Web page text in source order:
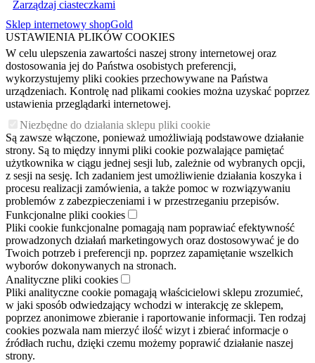
Zarządzaj ciasteczkami
Sklep internetowy shopGold
USTAWIENIA PLIKÓW COOKIES
W celu ulepszenia zawartości naszej strony internetowej oraz
dostosowania jej do Państwa osobistych preferencji,
wykorzystujemy pliki cookies przechowywane na Państwa
urządzeniach. Kontrolę nad plikami cookies można uzyskać poprzez
ustawienia przeglądarki internetowej.
Niezbędne do działania sklepu pliki cookie
Są zawsze włączone, ponieważ umożliwiają podstawowe działanie
strony. Są to między innymi pliki cookie pozwalające pamiętać
użytkownika w ciągu jednej sesji lub, zależnie od wybranych opcji,
z sesji na sesję. Ich zadaniem jest umożliwienie działania koszyka i
procesu realizacji zamówienia, a także pomoc w rozwiązywaniu
problemów z zabezpieczeniami i w przestrzeganiu przepisów.
Funkcjonalne pliki cookies
Pliki cookie funkcjonalne pomagają nam poprawiać efektywność
prowadzonych działań marketingowych oraz dostosowywać je do
Twoich potrzeb i preferencji np. poprzez zapamiętanie wszelkich
wyborów dokonywanych na stronach.
Analityczne pliki cookies
Pliki analityczne cookie pomagają właścicielowi sklepu zrozumieć,
w jaki sposób odwiedzający wchodzi w interakcję ze sklepem,
poprzez anonimowe zbieranie i raportowanie informacji. Ten rodzaj
cookies pozwala nam mierzyć ilość wizyt i zbierać informacje o
źródłach ruchu, dzięki czemu możemy poprawić działanie naszej
strony.